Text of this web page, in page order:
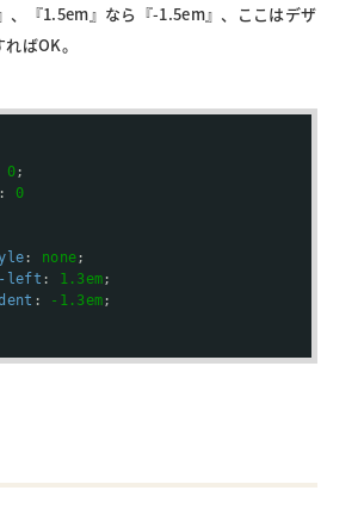
、『1.5em』なら『-1.5em』、ここはデザ
ばOK。
0 ;
: 0
: none ;
left : 1.3em ;
: -1.3em ;